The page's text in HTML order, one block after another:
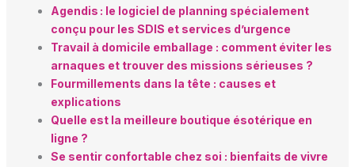
Agendis : le logiciel de planning spécialement
conçu pour les SDIS et services d’urgence
Travail à domicile emballage : comment éviter les
arnaques et trouver des missions sérieuses ?
Fourmillements dans la tête : causes et
explications
Quelle est la meilleure boutique ésotérique en
ligne ?
Se sentir confortable chez soi : bienfaits de vivre